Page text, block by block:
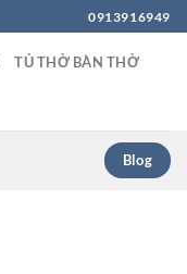
0913916949
TỦ THỜ BÀN THỜ
Blog